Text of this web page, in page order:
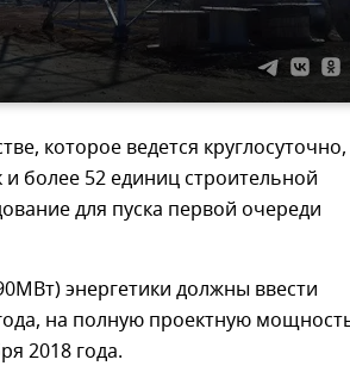
которое ведется круглосуточно,
более 52 единиц строительной
для пуска первой очереди
энергетики должны ввести
на полную проектную
2018 года.